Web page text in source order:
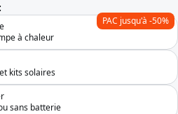
à chaleur
PAC jusqu'à -50%
kits solaires
sans batterie